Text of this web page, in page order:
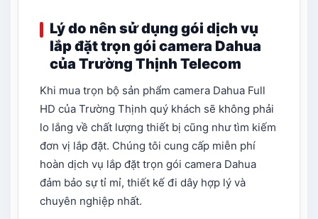
Lý do nên sử dụng gói dịch vụ
lắp đặt trọn gói camera Dahua
của Trường Thịnh Telecom
Khi mua trọn bộ sản phẩm camera Dahua Full
HD của Trường Thịnh quý khách sẽ không phải
lo lắng về chất lượng thiết bị cũng như tìm kiếm
đơn vị lắp đặt. Chúng tôi cung cấp miễn phí
hoàn dịch vụ lắp đặt trọn gói camera Dahua
đảm bảo sự tỉ mỉ, thiết kế đi dây hợp lý và
chuyên nghiệp nhất.